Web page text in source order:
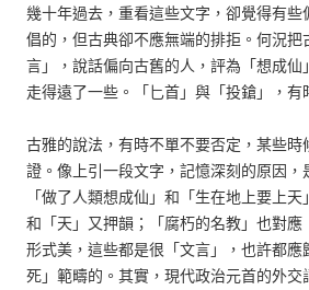
幾十年過去，重看這些文字，卻覺得有
倡的，但古典卻不應無端的排拒。何況把
言」，說話偏向古舊的人，評為「想成
走得遠了一些。「匕首」與「投鎗」，有
古雅的說法，有時不單不要否定，某些時
證。像上引一段文字，記憶深刻的原因，
「做了人類想成仙」和「生在地上要上天
和「天」又押韻；「腐朽的名教」也對應
形式美，這些都是很「文言」，也許都應
死」範疇的。其實，現代政治元首的外